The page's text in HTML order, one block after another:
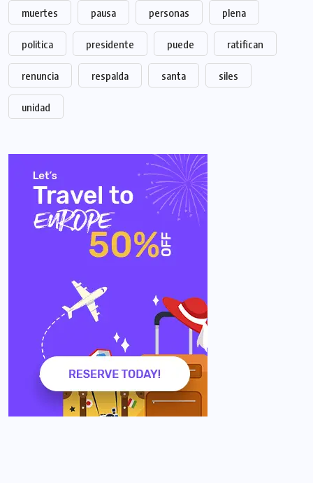
muertes pausa personas plena
politica presidente puede ratifican
renuncia respalda santa siles
unidad